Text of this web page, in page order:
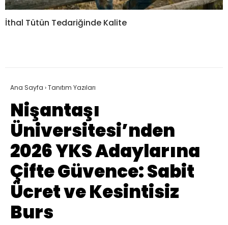
İthal Tütün Tedariğinde Kalite
Ana Sayfa ›Tanıtım Yazıları
Nişantaşı
Üniversitesi’nden
2026 YKS Adaylarına
Çifte Güvence: Sabit
Ücret ve Kesintisiz
Burs